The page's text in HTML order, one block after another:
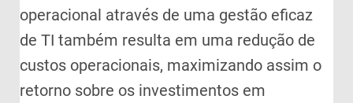
operacional através de uma gestão eficaz
de TI também resulta em uma redução de
custos operacionais, maximizando assim o
retorno sobre os investimentos em